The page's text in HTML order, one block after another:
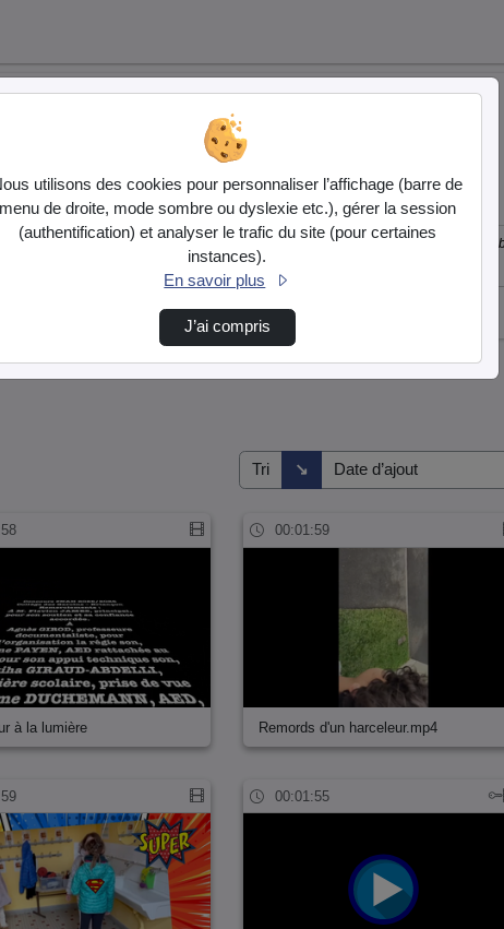
Tri ↘
Direction de tri
à la lumière
00:01:59
Remords d'un harceleur.mp4
00:01:55
utilisons des cookies pour personnaliser l’affichage (barre de
menu de droite, mode sombre ou dyslexie etc.), gérer la session
(authentification) et analyser le trafic du site (pour certaines
instances).
En savoir plus
J’ai compris